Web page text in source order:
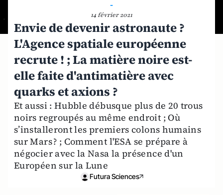
-
14 février 2021
Envie de devenir astronaute ?
L'Agence spatiale européenne
recrute ! ; La matière noire est-
elle faite d'antimatière avec
quarks et axions ?
Et aussi : Hubble débusque plus de 20 trous
noirs regroupés au même endroit ; Où
s’installeront les premiers colons humains
sur Mars ? ; Comment l'ESA se prépare à
négocier avec la Nasa la présence d'un
Européen sur la Lune
Futura Sciences